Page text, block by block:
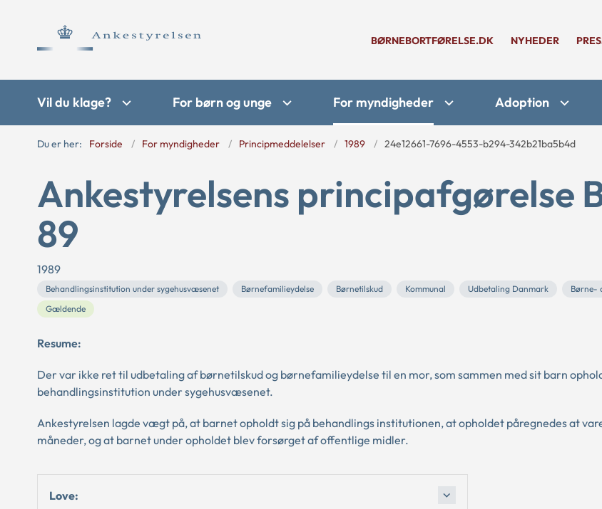
BØRNEBORTFØRELSE.DK NYHEDER
Vil du klage? For børn og unge For myndigheder Adoption
Du er her: Forside For myndigheder Principmeddelelser 1989 24e12661-7696-4553-b294-342b21ba5b4d
Ankestyrelsens principafgørelse
89
1989
Behandlingsinstitution under sygehusvæsenet Børnefamilieydelse Børnetilskud Kommunal Udbetaling Danmark
Børne-
Gældende
Resume:
Der var ikke ret til udbetaling af børnetilskud og børnefamilieydelse til en mor, som sammen med sit barn
behandlingsinstitution under sygehusvæsenet.
Ankestyrelsen lagde vægt på, at barnet opholdt sig på behandlings institutionen, at opholdet påregnedes at
måneder, og at barnet under opholdet blev forsørget af offentlige midler.
Love: